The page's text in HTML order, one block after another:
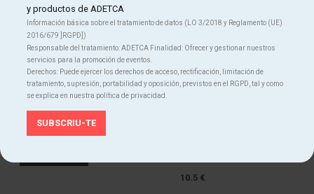
entrelazadas de forma magistral.
sábado
18
10.5 €
y productos de ADETCA
Información básica sobre el tratamiento de datos (LO 3/2018 y Reglamento (UE)
2016/679 ]RGPD])
Responsable del tratamiento: ADETCA Finalidad: Ofrecer y gestionar nuestros
servicios para la promoción de eventos.
Derechos: Puede ejercer los derechos de acceso, rectificación, limitación de
tratamiento, supresión, portabilidad y oposición, previstos en el RGPD, tal y como
se explica en nuestra política de privacidad.